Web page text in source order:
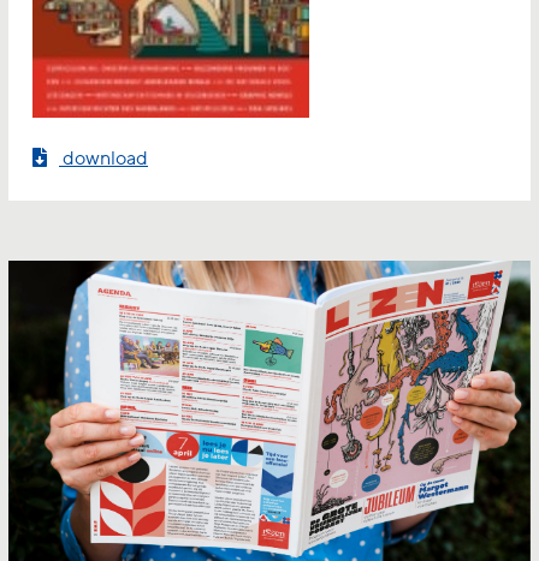
download